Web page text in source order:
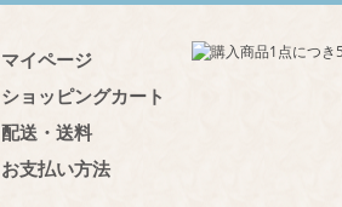
マイページ
ショッピングカート
配送・送料
お支払い方法